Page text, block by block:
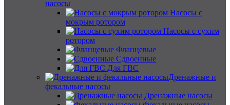
насосы
Насосы с
мокрым ротором
Насосы с сухим
ротором
Фланцевые
Сдвоенные
Для ГВС
Дренажные и
фекальные насосы
Дренажные насосы